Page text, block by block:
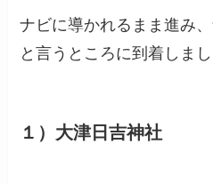
ナビに導かれるまま進み
と言うところに到着しまし
１）大津日吉神社